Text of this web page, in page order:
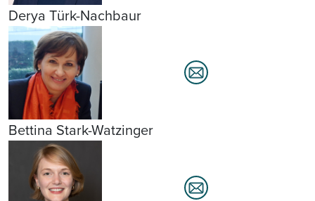
Derya Türk-Nachbaur
Bettina Stark-Watzinger